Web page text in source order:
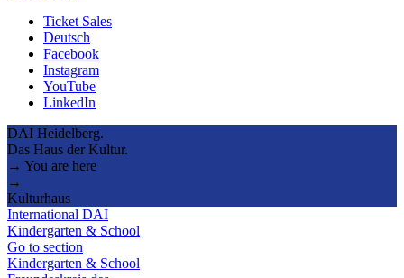
Ticket Sales
Deutsch
Facebook
Instagram
YouTube
LinkedIn
DAI Heidelberg.
Das Haus der Kultur.
→ You are here
→
Kulturhaus
International DAI
Kindergarten & School
Go to section
Kindergarten & School